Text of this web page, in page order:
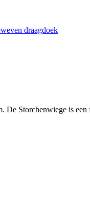
draagdoek
Storchenwiege is